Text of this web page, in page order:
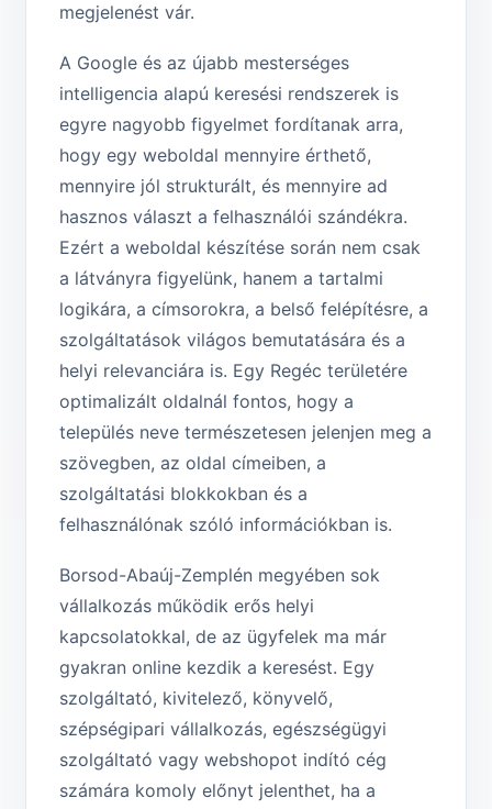
megjelenést vár.
A Google és az újabb mesterséges
intelligencia alapú keresési rendszerek is
egyre nagyobb figyelmet fordítanak arra,
hogy egy weboldal mennyire érthető,
mennyire jól strukturált, és mennyire ad
hasznos választ a felhasználói szándékra.
Ezért a weboldal készítése során nem csak
a látványra figyelünk, hanem a tartalmi
logikára, a címsorokra, a belső felépítésre, a
szolgáltatások világos bemutatására és a
helyi relevanciára is. Egy Regéc területére
optimalizált oldalnál fontos, hogy a
település neve természetesen jelenjen meg a
szövegben, az oldal címeiben, a
szolgáltatási blokkokban és a
felhasználónak szóló információkban is.
Borsod-Abaúj-Zemplén megyében sok
vállalkozás működik erős helyi
kapcsolatokkal, de az ügyfelek ma már
gyakran online kezdik a keresést. Egy
szolgáltató, kivitelező, könyvelő,
szépségipari vállalkozás, egészségügyi
szolgáltató vagy webshopot indító cég
számára komoly előnyt jelenthet, ha a